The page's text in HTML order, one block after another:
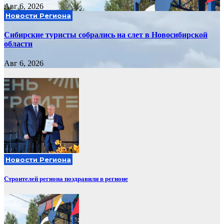
Авг 6, 2026
Новости Региона
Сибирские туристы собрались на слет в Новосибирской
области
Авг 6, 2026
Новости Региона
Строителей региона поздравили в регионе